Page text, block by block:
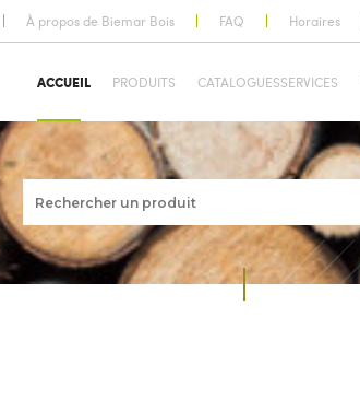
À propos de Biemar Bois FAQ Horaires
ACCUEIL PRODUITS CATALOGUESSERVICES